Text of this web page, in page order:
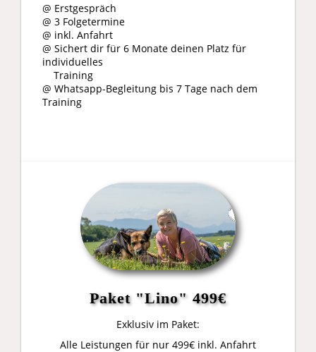
@ Erstgespräch
@ 3 Folgetermine
@ inkl. Anfahrt
@ Sichert dir für 6 Monate deinen Platz für
individuelles
Training
@ Whatsapp-Begleitung bis 7 Tage nach dem
Training
Paket "Lino" 499€
Exklusiv im Paket:
Alle Leistungen für nur 499€ inkl. Anfahrt